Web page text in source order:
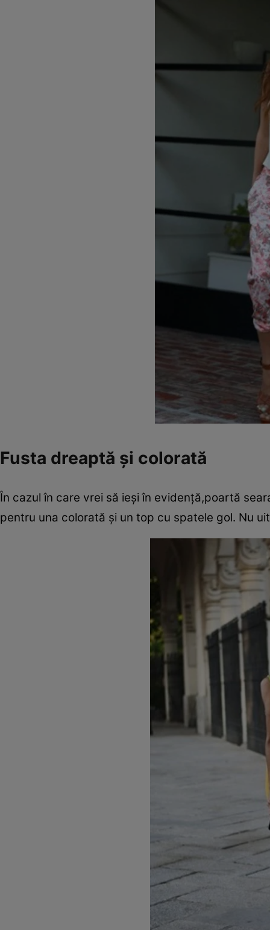
Fusta dreaptă şi colorată
În cazul în care vrei să ieşi în evidenţă,poartă
pentru una colorată şi un top cu spatele gol. Nu